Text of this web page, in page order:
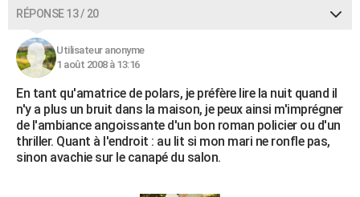
RÉPONSE 13 / 20
Utilisateur anonyme
1 août 2008 à 13:16
En tant qu'amatrice de polars, je préfère lire la nuit quand il
n'y a plus un bruit dans la maison, je peux ainsi m'imprégner
de l'ambiance angoissante d'un bon roman policier ou d'un
thriller. Quant à l'endroit : au lit si mon mari ne ronfle pas,
sinon avachie sur le canapé du salon.